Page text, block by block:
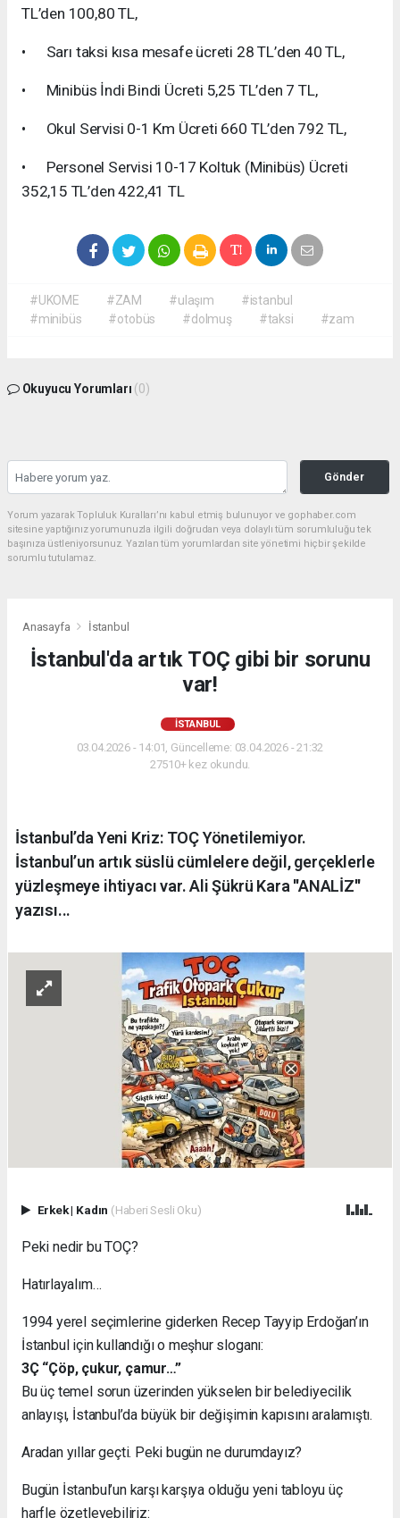
TL’den 100,80 TL,
• Sarı taksi kısa mesafe ücreti 28 TL’den 40 TL,
• Minibüs İndi Bindi Ücreti 5,25 TL’den 7 TL,
• Okul Servisi 0-1 Km Ücreti 660 TL’den 792 TL,
• Personel Servisi 10-17 Koltuk (Minibüs) Ücreti
352,15 TL’den 422,41 TL
#UKOME #ZAM #ulaşım
#istanbul
#minibüs
#otobüs #dolmuş #taksi #zam
Okuyucu Yorumları (0)
Gönder
Yorum yazarak Topluluk Kuralları’nı kabul etmiş bulunuyor ve gophaber.com
sitesine yaptığınız yorumunuzla ilgili doğrudan veya dolaylı tüm sorumluluğu tek
başınıza üstleniyorsunuz. Yazılan tüm yorumlardan site yönetimi hiçbir şekilde
sorumlu tutulamaz.
Anasayfa İstanbul
İstanbul'da artık TOÇ gibi bir sorunu
var!
İSTANBUL
03.04.2026 - 14:01, Güncelleme: 03.04.2026 - 21:32
27510+ kez okundu.
İstanbul’da Yeni Kriz: TOÇ Yönetilemiyor.
İstanbul’un artık süslü cümlelere değil, gerçeklerle
yüzleşmeye ihtiyacı var. Ali Şükrü Kara ''ANALİZ''
yazısı...
Erkek| Kadın (Haberi Sesli Oku)
Peki nedir bu TOÇ?
Hatırlayalım…
1994 yerel seçimlerine giderken Recep Tayyip Erdoğan’ın
İstanbul için kullandığı o meşhur sloganı:
3Ç “Çöp, çukur, çamur…”
Bu üç temel sorun üzerinden yükselen bir belediyecilik
anlayışı, İstanbul’da büyük bir değişimin kapısını aralamıştı.
Aradan yıllar geçti. Peki bugün ne durumdayız?
Bugün İstanbul’un karşı karşıya olduğu yeni tabloyu üç
harfle özetleyebiliriz: